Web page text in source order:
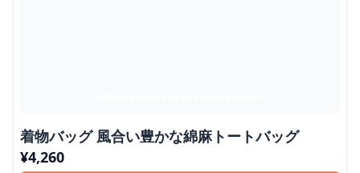
着物バッグ 風合い豊かな綿麻トートバッグ
¥4,260